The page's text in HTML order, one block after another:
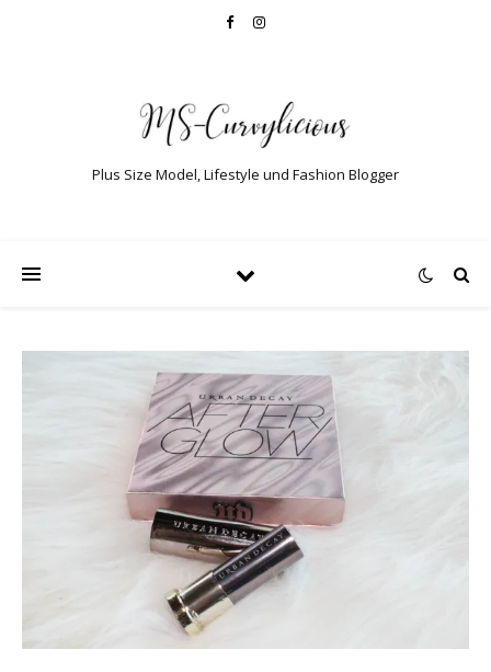
Plus Size Model, Lifestyle und Fashion Blogger